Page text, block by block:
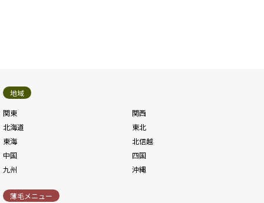
地域
関東
関西
北海道
東北
東海
北信越
中国
四国
九州
沖縄
薄毛メニュー